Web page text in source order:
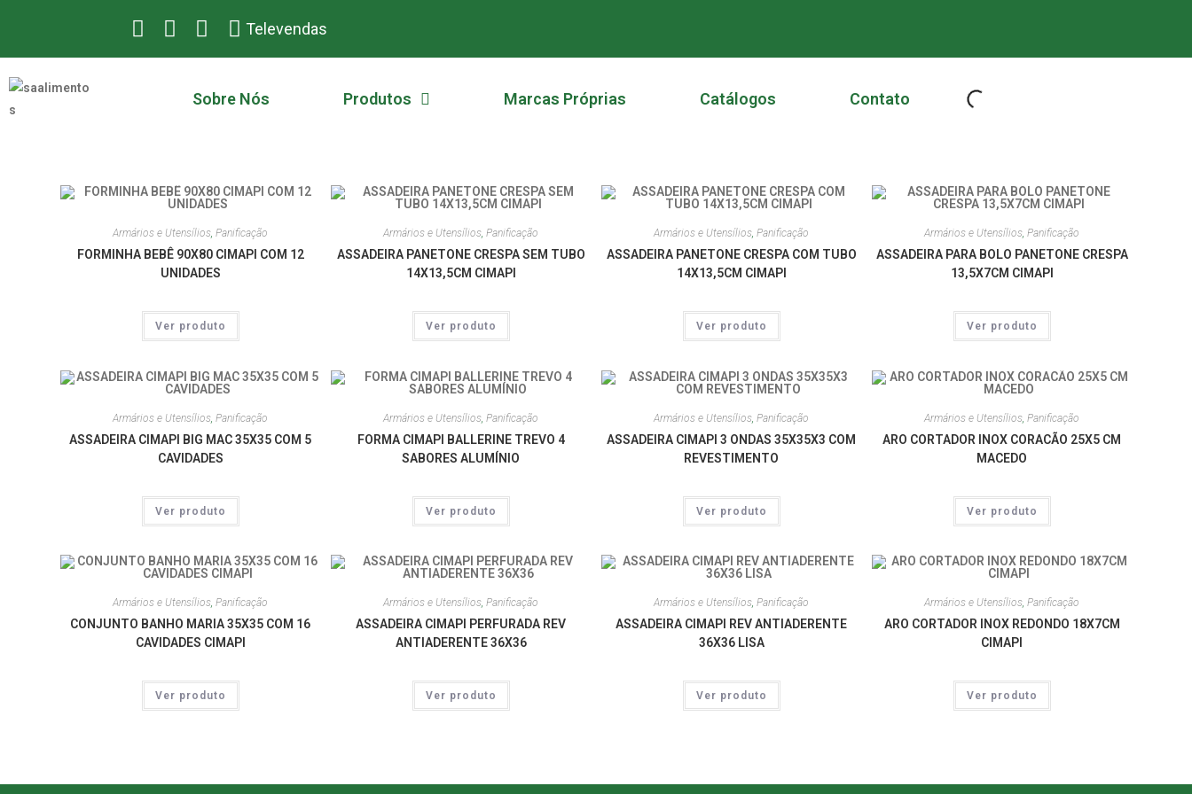
Televendas
Sobre Nós Produtos Marcas Próprias Catálogos Contato
Armários e Utensílios, Panificação
FORMINHA BEBÊ 90X80 CIMAPI COM 12
UNIDADES
Ver produto
Armários e Utensílios, Panificação
ASSADEIRA PANETONE CRESPA SEM TUBO
14X13,5CM CIMAPI
Ver produto
Armários e Utensílios, Panificação
ASSADEIRA PANETONE CRESPA COM TUBO
14X13,5CM CIMAPI
Ver produto
Armários e Utensílios, Panificação
ASSADEIRA PARA BOLO PANETONE CRESPA
13,5X7CM CIMAPI
Ver produto
Armários e Utensílios Panificação
ASSADEIRA CIMAPI BIG MAC 35X35 COM 5
CAVIDADES
Ver produto
Armários e Utensílios Panificação
FORMA CIMAPI BALLERINE TREVO 4
SABORES ALUMÍNIO
Ver produto
Armários e Utensílios Panificação
ASSADEIRA CIMAPI 3 ONDAS 35X35X3 COM
REVESTIMENTO
Ver produto
Armários e Utensílios Panificação
ARO CORTADOR INOX CORACÃO 25X5 CM
MACEDO
Ver produto
Armários e Utensílios, Panificação
CONJUNTO BANHO MARIA 35X35 COM 16
CAVIDADES CIMAPI
Ver produto
Armários e Utensílios, Panificação
ASSADEIRA CIMAPI PERFURADA REV
ANTIADERENTE 36X36
Ver produto
Armários e Utensílios, Panificação
ASSADEIRA CIMAPI REV ANTIADERENTE
36X36 LISA
Ver produto
Armários e Utensílios, Panificação
ARO CORTADOR INOX REDONDO 18X7CM
CIMAPI
Ver produto